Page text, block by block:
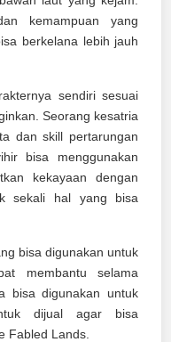
kemampuan yang
berkelana lebih jauh
sendiri sesuai
Seorang kesatria
dan skill pertarungan
bisa menggunakan
kekayaan dengan
sekali hal yang bisa
bisa digunakan untuk
membantu selama
bisa digunakan untuk
dijual agar bisa
Fabled Lands.